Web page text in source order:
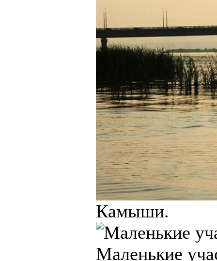
Камыши.
Маленькие